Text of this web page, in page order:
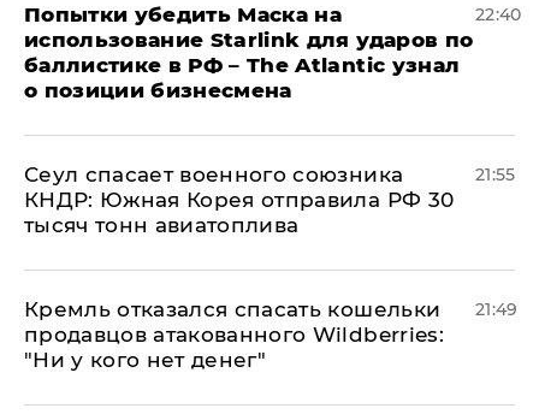
Попытки убедить Маска на
использование Starlink для ударов по
баллистике в РФ – The Atlantic узнал
о позиции бизнесмена
22:40
​Сеул спасает военного союзника
КНДР: Южная Корея отправила РФ 30
тысяч тонн авиатоплива
21:55
Кремль отказался спасать кошельки
продавцов атакованного Wildberries:
"Ни у кого нет денег"
21:49